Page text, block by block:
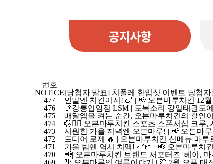
공지사항
번호
NOTICE[당첨자 발표] 치폴레 한입샷 이벤트 당첨
477
연말엔 치킨이지! 🍗 | 📢 오븐마루치킨 12
476
🍗강릉입암점 LSM | 도복소리 강일태권도
475
배달앱을 켜는 순간, 오븐마루치킨의 할인
474
🏐🏃‍♂️ 오븐마루치킨 스포츠 스폰서십 크루,
473
시원한 가을 저녁엔 오븐마루! | 📢 오븐마
472
드디어 로제 🔥 | 오븐마루치킨 신메뉴 마
471
가을 밤엔 역시 치맥! 🍗🍺 | 📢 오븐마루치
470
📢| 오븐마루치킨 브랜드 서포터즈 '헤이, 마
469
🌴 오븐마루의 여름이야기 | 🎊 7월 오픈 매